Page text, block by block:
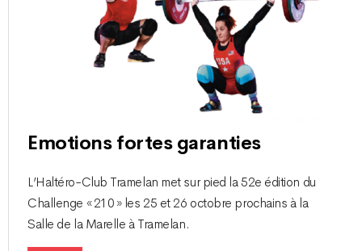
Emotions fortes garanties
L’Haltéro-Club Tramelan met sur pied la 52e édition du
Challenge « 210 » les 25 et 26 octobre prochains à la
Salle de la Marelle à Tramelan.